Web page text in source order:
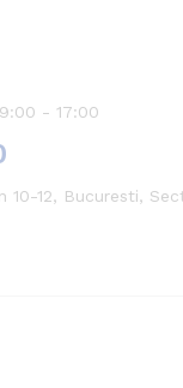
- 17:00
10-12, Bucuresti,